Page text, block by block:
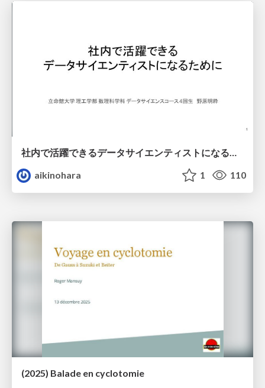
社内で活躍できるデータサイエンティストになるために
aikinohara
1 110
(2025) Balade en cyclotomie